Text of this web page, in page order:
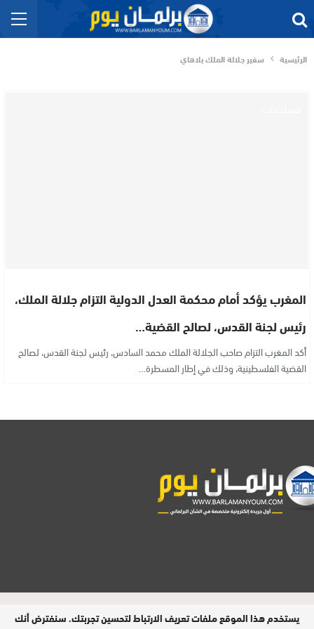
الرئيسية سفير جلالة الملك بلاهاي
المغرب يؤكد أمام محكمة العدل الدولية التزام جلالة الملك،
رئيس لجنة القدس، لصالح القضية…
أكد المغرب التزام صاحب الجلالة الملك محمد السادس، رئيس لجنة القدس، لصالح
القضية الفلسطينية، وذلك في إطار المسطرة…
مدير النشر : فتح الله الرفاعي | عدد الزوار
يستخدم هذا الموقع ملفات تعريف الارتباط لتحسين تجربتك. سنفترض أنك